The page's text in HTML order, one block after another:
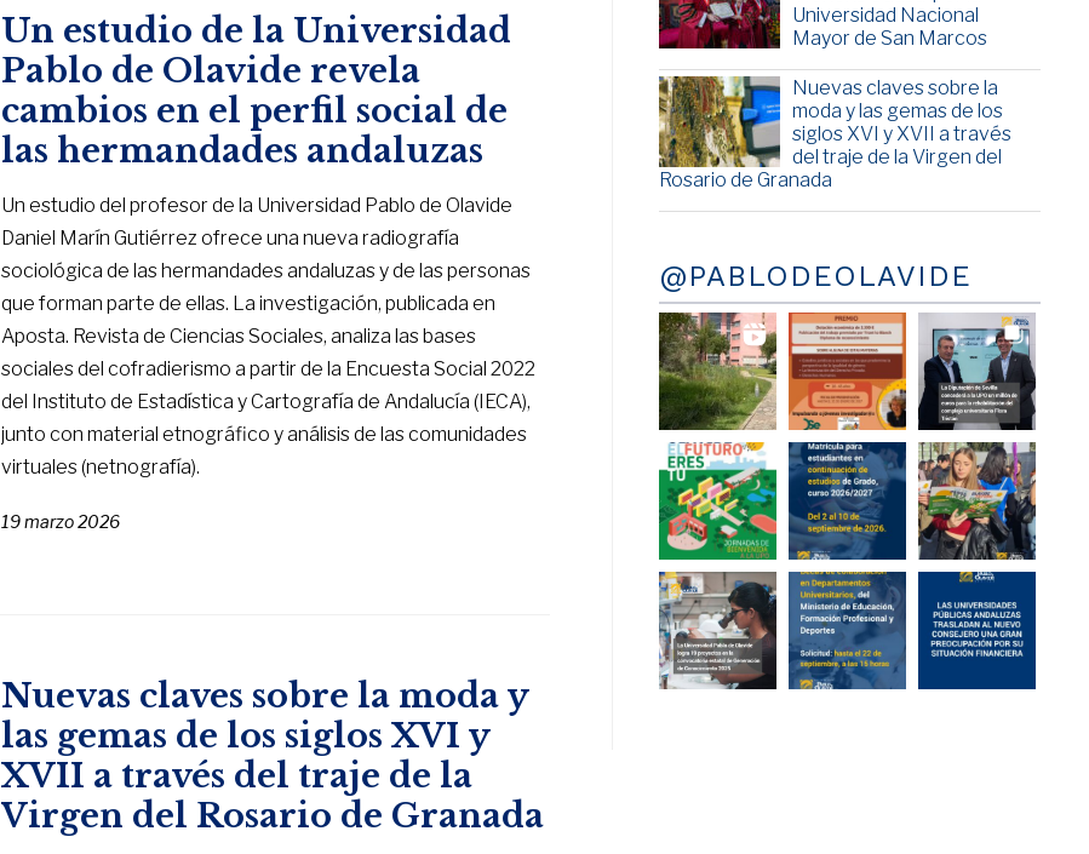
Un estudio de la Universidad
Pablo de Olavide revela
cambios en el perfil social de
las hermandades andaluzas
Un estudio del profesor de la Universidad Pablo de Olavide
Daniel Marín Gutiérrez ofrece una nueva radiografía
sociológica de las hermandades andaluzas y de las personas
que forman parte de ellas. La investigación, publicada en
Aposta. Revista de Ciencias Sociales, analiza las bases
sociales del cofradierismo a partir de la Encuesta Social 2022
del Instituto de Estadística y Cartografía de Andalucía (IECA),
junto con material etnográfico y análisis de las comunidades
virtuales (netnografía).
19 marzo 2026
Nuevas claves sobre la moda y
las gemas de los siglos XVI y
XVII a través del traje de la
Virgen del Rosario de Granada
Universidad Nacional
Mayor de San Marcos
Nuevas claves sobre la
moda y las gemas de los
siglos XVI y XVII a través
del traje de la Virgen del
Rosario de Granada
@PABLODEOLAVIDE